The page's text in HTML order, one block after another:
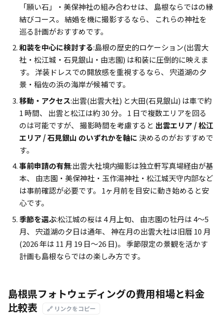
「願い石」・美保神社の組み合わせは、 島根ならではの縁
結びコース。 結婚を機に撮影するなら、 これらの神社を
巡る計画がおすすめです。
和装を中心に検討する:島根の歴史的ロケーション(出雲大
社・松江城・石見銀山・由志園) は和装に圧倒的に映えま
す。 洋装ドレスでの開放感を重視するなら、 宍道湖の夕
景・稲佐の浜の海岸が候補です。
移動・アクセス:出雲(出雲大社) と大田(石見銀山) は車で約
1 時間、 出雲と松江は約 30 分。 1 日で複数エリアを回る
のは可能ですが、 撮影時間を考慮すると 出雲エリア / 松江
エリア / 石見銀山 のいずれかを軸に 決めるのがおすすめで
す。
事前申請の有無:出雲大社境内撮影は独立軒写真場経由が基
本、 由志園・美保神社・玉作湯神社・松江城天守内部など
は事前確認が必要です。 1ヶ月前を目安に動き始めると安
心です。
季節を選ぶ:松江城の桜は 4 月上旬、 由志園の牡丹は 4〜5
月、 宍道湖の夕日は通年、 神在月の出雲大社は旧暦 10 月
(2026 年は 11 月 19 日〜26 日)。 季節限定の景観を活かす
計画も島根ならではの楽しみ方です。
島根県フォトウェディングの費用相場と料金
比較表
🔗 リンクをコピー